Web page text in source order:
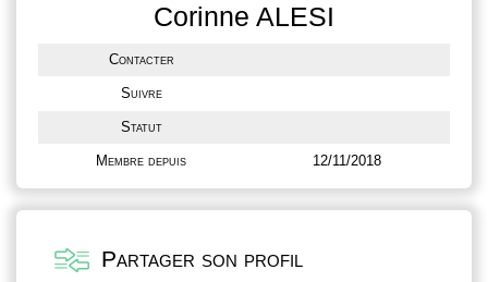
Corinne ALESI
Contacter
Suivre
Statut
Membre depuis 12/11/2018
Partager son profil